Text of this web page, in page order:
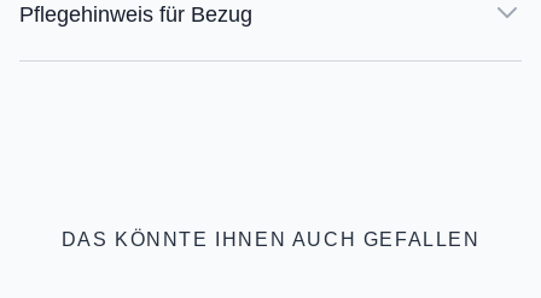
Pflegehinweis für Bezug
DAS KÖNNTE IHNEN AUCH GEFALLEN